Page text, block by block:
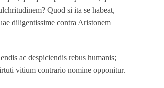
Quod si ita se habeat,
diligentissime contra Aristonem
ac despiciendis rebus humanis;
vitium contrario nomine opponitur.